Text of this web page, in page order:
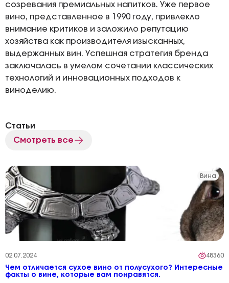
созревания премиальных напитков. Уже первое
вино, представленное в 1990 году, привлекло
внимание критиков и заложило репутацию
хозяйства как производителя изысканных,
выдержанных вин. Успешная стратегия бренда
заключалась в умелом сочетании классических
технологий и инновационных подходов к
виноделию.
Статьи
Смотреть все
Вина
02.07.2024 48360
Чем отличается сухое вино от полусухого? Интересные
факты о вине, которые вам понравятся.